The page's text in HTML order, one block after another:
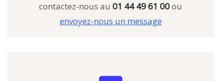
contactez-nous au 01 44 49 61 00ou
envoyez-nous un message